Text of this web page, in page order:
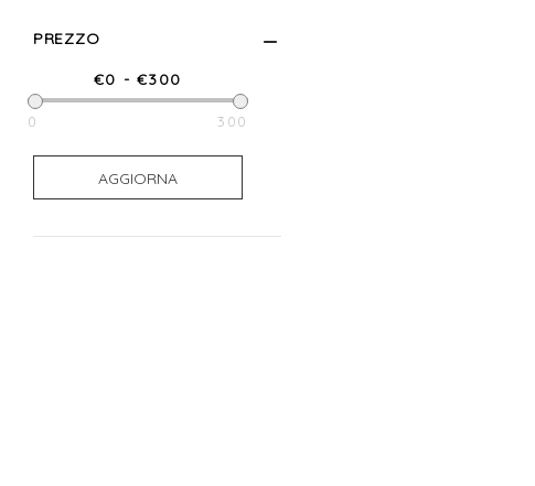
PREZZO
0 300
0 300
AGGIORNA